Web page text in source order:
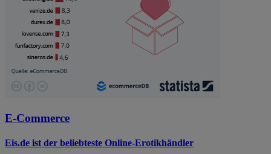
E-Commerce
Eis.de ist der beliebteste Online-Erotikhändler